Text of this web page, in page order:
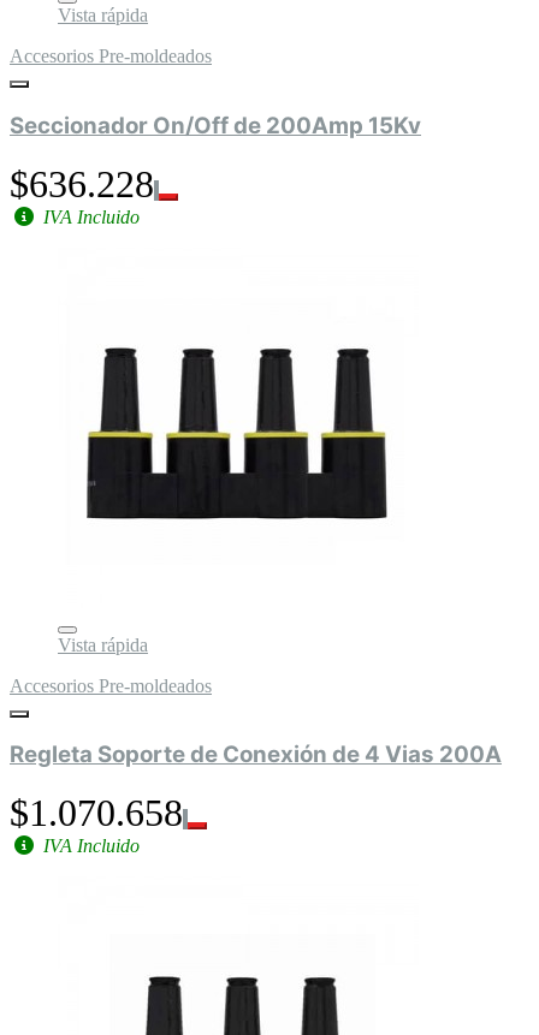
Vista rápida
Accesorios Pre-moldeados
Seccionador On/Off de 200Amp 15Kv
$636.228
IVA Incluido
Vista rápida
Accesorios Pre-moldeados
Regleta Soporte de Conexión de 4 Vias 200A
$1.070.658
IVA Incluido